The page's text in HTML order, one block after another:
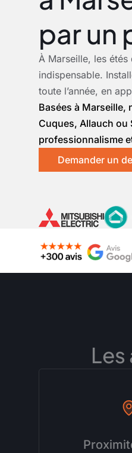
par un
À Marseille, les
indispensable.
toute l’année, en
Basées à Marseille,
Cuques, Allauch ou
professionnalisme
Demander un